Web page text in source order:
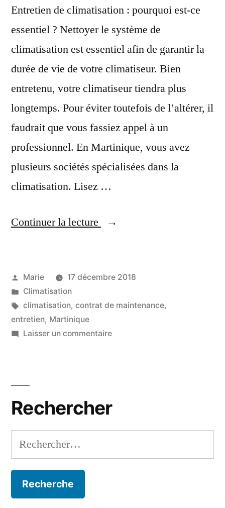
Entretien de climatisation : pourquoi est-ce
essentiel ? Nettoyer le système de
climatisation est essentiel afin de garantir la
durée de vie de votre climatiseur. Bien
entretenu, votre climatiseur tiendra plus
longtemps. Pour éviter toutefois de l’altérer, il
faudrait que vous fassiez appel à un
professionnel. En Martinique, vous avez
plusieurs sociétés spécialisées dans la
climatisation. Lisez …
Continuer la lecture
« Entretien
Publié
par
Marie
17 décembre 2018
Publié
dans
Climatisation
Étiquettes :
climatisation, contrat de maintenance,
entretien, Martinique
Laisser un commentairesur
Rechercher
Rechercher :